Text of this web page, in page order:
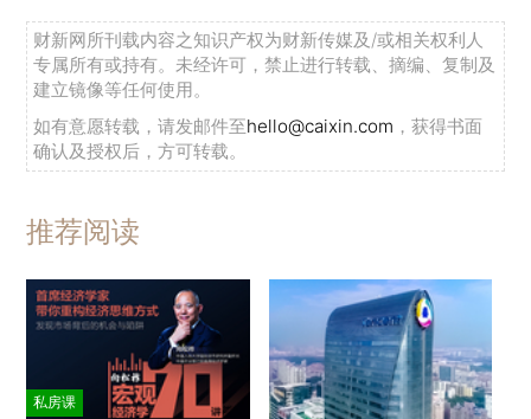
财新网所刊载内容之知识产权为财新传媒及/或相关权利人
专属所有或持有。未经许可，禁止进行转载、摘编、复制及
建立镜像等任何使用。
如有意愿转载，请发邮件至hello@caixin.com ，获得书面
确认及授权后，方可转载。
推荐阅读
私房课